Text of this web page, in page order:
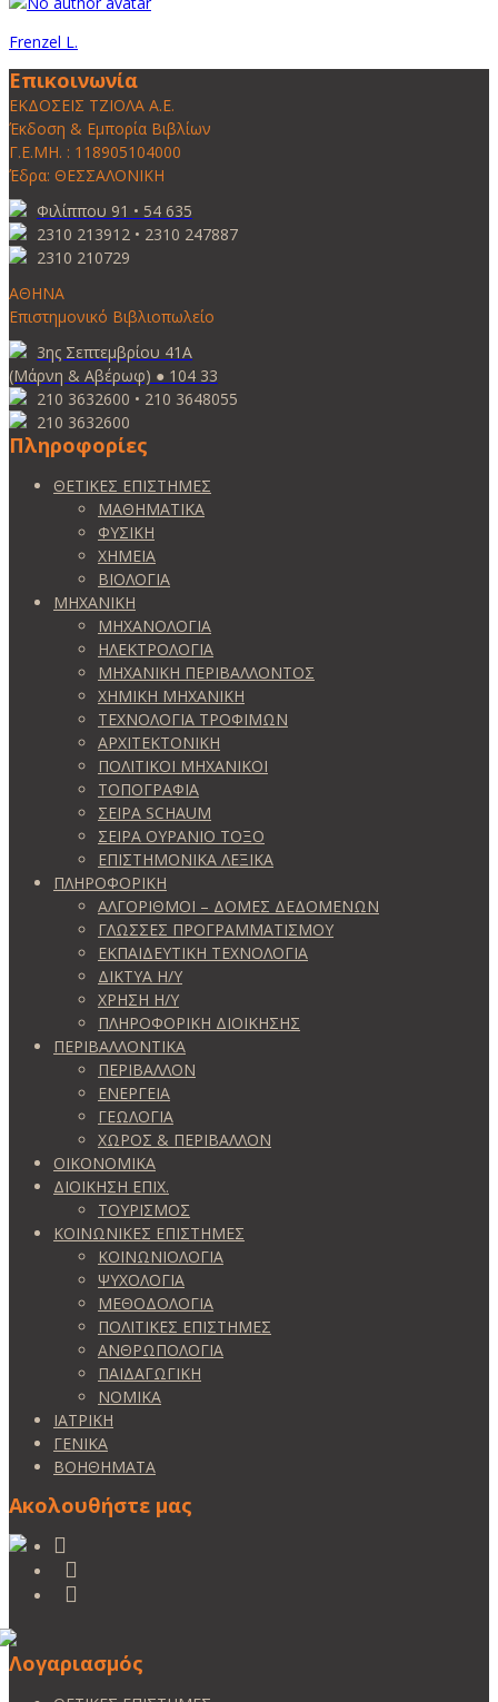
Frenzel L.
Επικοινωνία
ΕΚΔΟΣΕΙΣ ΤΖΙΟΛΑ Α.Ε.
Έκδοση & Εμπορία Βιβλίων
Γ.Ε.ΜΗ. : 118905104000
Έδρα: ΘΕΣΣΑΛΟΝΙΚΗ
Φιλίππου 91 • 54 635
2310 213912 • 2310 247887
2310 210729
ΑΘΗΝΑ
Επιστημονικό Βιβλιοπωλείο
3ης Σεπτεμβρίου 41Α
(Μάρνη & Αβέρωφ) ● 104 33
210 3632600 • 210 3648055
210 3632600
Πληροφορίες
ΘΕΤΙΚΕΣ ΕΠΙΣΤΗΜΕΣ
ΜΑΘΗΜΑΤΙΚΑ
ΦΥΣΙΚΗ
ΧΗΜΕΙΑ
ΒΙΟΛΟΓΙΑ
ΜΗΧΑΝΙΚΗ
ΜΗΧΑΝΟΛΟΓΙΑ
ΗΛΕΚΤΡΟΛΟΓΙΑ
ΜΗΧΑΝΙΚΗ ΠΕΡΙΒΑΛΛΟΝΤΟΣ
ΧΗΜΙΚΗ ΜΗΧΑΝΙΚΗ
ΤΕΧΝΟΛΟΓΙΑ ΤΡΟΦΙΜΩΝ
ΑΡΧΙΤΕΚΤΟΝΙΚΗ
ΠΟΛΙΤΙΚΟΙ ΜΗΧΑΝΙΚΟΙ
ΤΟΠΟΓΡΑΦΙΑ
ΣΕΙΡΑ SCHAUM
ΣΕΙΡΑ ΟΥΡΑΝΙΟ ΤΟΞΟ
ΕΠΙΣΤΗΜΟΝΙΚΑ ΛΕΞΙΚΑ
ΠΛΗΡΟΦΟΡΙΚΗ
ΑΛΓΟΡΙΘΜΟΙ – ΔΟΜΕΣ ΔΕΔΟΜΕΝΩΝ
ΓΛΩΣΣΕΣ ΠΡΟΓΡΑΜΜΑΤΙΣΜΟΥ
ΕΚΠΑΙΔΕΥΤΙΚΗ ΤΕΧΝΟΛΟΓΙΑ
ΔΙΚΤΥΑ Η/Υ
ΧΡΗΣΗ Η/Υ
ΠΛΗΡΟΦΟΡΙΚΗ ΔΙΟΙΚΗΣΗΣ
ΠΕΡΙΒΑΛΛΟΝΤΙΚΑ
ΠΕΡΙΒΑΛΛΟΝ
ΕΝΕΡΓΕΙΑ
ΓΕΩΛOΓΙΑ
ΧΩΡΟΣ & ΠΕΡΙΒΑΛΛΟΝ
ΟΙΚΟΝΟΜΙΚΑ
ΔΙΟΙΚΗΣΗ ΕΠΙΧ.
ΤΟΥΡΙΣΜΟΣ
ΚΟΙΝΩΝΙΚΕΣ ΕΠΙΣΤΗΜΕΣ
ΚΟΙΝΩΝΙΟΛΟΓΙΑ
ΨΥΧΟΛΟΓΙΑ
ΜΕΘΟΔΟΛΟΓΙΑ
ΠΟΛΙΤΙΚΕΣ ΕΠΙΣΤΗΜΕΣ
ΑΝΘΡΩΠΟΛΟΓΙΑ
ΠΑΙΔΑΓΩΓΙΚΗ
ΝΟΜΙΚΑ
ΙΑΤΡΙΚΗ
ΓΕΝΙΚΑ
ΒΟΗΘΗΜΑΤΑ
Ακολουθήστε μας
Λογαριασμός